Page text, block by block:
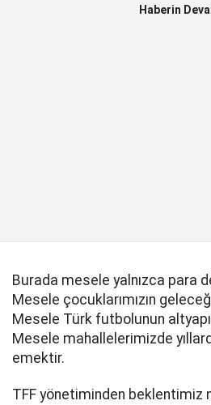
Haberin
Burada mesele yalnızca para
Mesele çocuklarımızın
Mesele Türk futbolunun
Mesele mahallelerimizde
emektir.
TFF yönetiminden beklentimiz